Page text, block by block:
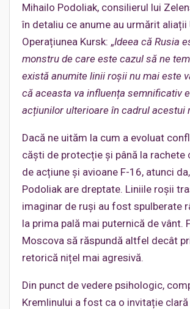
Mihailo Podoliak, consilierul lui
în detaliu ce anume au urmărit aliații
Operațiunea Kursk: „Ideea că Rusia
monstru de care este cazul să ne
există anumite linii roșii nu mai este
că aceasta va influența semnificativ
acțiunilor ulterioare în cadrul acestui
Dacă ne uităm la cum a evoluat
căști de protecție și până la rachete
de acțiune și avioane F-16, atunci
Podoliak are dreptate. Liniile roșii
imaginar de ruși au fost spulberate
la prima pală mai puternică de vânt.
Moscova să răspundă altfel decât
retorică nițel mai agresivă.
Din punct de vedere psihologic,
Kremlinului a fost ca o invitație clară